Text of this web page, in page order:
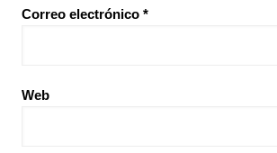
Correo electrónico *
Web